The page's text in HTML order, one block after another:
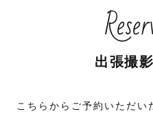
出張撮
こちらからご予約いただ